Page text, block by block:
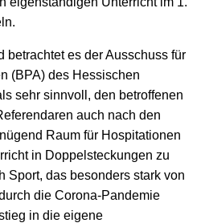
betrachtet es der Ausschuss für
(BPA) des Hessischen
sehr sinnvoll, den betroffenen
auch nach den
Raum für Hospitationen
in Doppelsteckungen zu
Sport, das besonders stark von
die Corona-Pandemie
in die eigene